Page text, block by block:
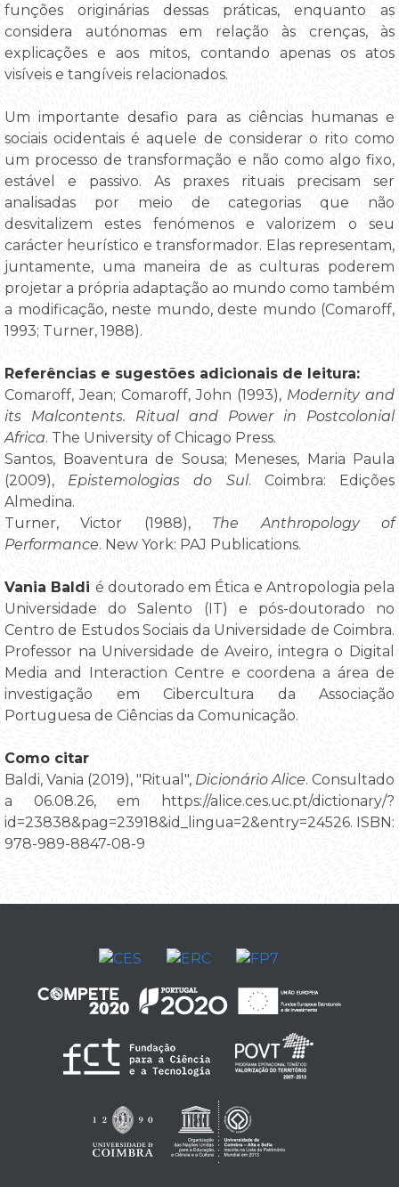
funções originárias dessas práticas, enquanto as
considera autónomas em relação às crenças, às
explicações e aos mitos, contando apenas os atos
visíveis e tangíveis relacionados.
Um importante desafio para as ciências humanas e
sociais ocidentais é aquele de considerar o rito como
um processo de transformação e não como algo fixo,
estável e passivo. As praxes rituais precisam ser
analisadas por meio de categorias que não
desvitalizem estes fenómenos e valorizem o seu
carácter heurístico e transformador. Elas representam,
juntamente, uma maneira de as culturas poderem
projetar a própria adaptação ao mundo como também
a modificação, neste mundo, deste mundo (Comaroff,
1993; Turner, 1988).
Referências e sugestões adicionais de leitura:
Comaroff, Jean; Comaroff, John (1993), Modernity and
its Malcontents. Ritual and Power in Postcolonial
Africa. The University of Chicago Press.
Santos, Boaventura de Sousa; Meneses, Maria Paula
(2009), Epistemologias do Sul. Coimbra: Edições
Almedina.
Turner, Victor (1988), The Anthropology of
Performance. New York: PAJ Publications.
Vania Baldi é doutorado em Ética e Antropologia pela
Universidade do Salento (IT) e pós-doutorado no
Centro de Estudos Sociais da Universidade de Coimbra.
Professor na Universidade de Aveiro, integra o Digital
Media and Interaction Centre e coordena a área de
investigação em Cibercultura da Associação
Portuguesa de Ciências da Comunicação.
Como citar
Baldi, Vania (2019), "Ritual", Dicionário Alice. Consultado
a 06.08.26, em https://alice.ces.uc.pt/dictionary/?
id=23838&pag=23918&id_lingua=2&entry=24526. ISBN:
978-989-8847-08-9